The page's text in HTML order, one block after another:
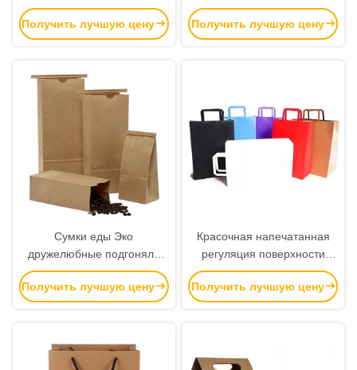
бумаги Крафт Гуссетед
устойчивый
Получить лучшую цену
вверх цвет мешков
различный доступный
Получить лучшую цену
Сумки еды Эко
дружелюбные подгоняли
логотип с Биодеградабле
отверстием связи
вкладыша/олова
Получить лучшую цену
Красочная напечатанная
регуляция поверхности
печатания Флексо качества
еды бумажных мешков
Крафт материальная
Получить лучшую цену